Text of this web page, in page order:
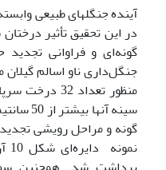
آینده جنگلهای طبیعی
در این تحقیق تأثیر
گونه‌ای و فراوانی
جنگل‌داری ناو اسالم
منظور تعداد
سینه
گونه‌ و مراحل رویشی